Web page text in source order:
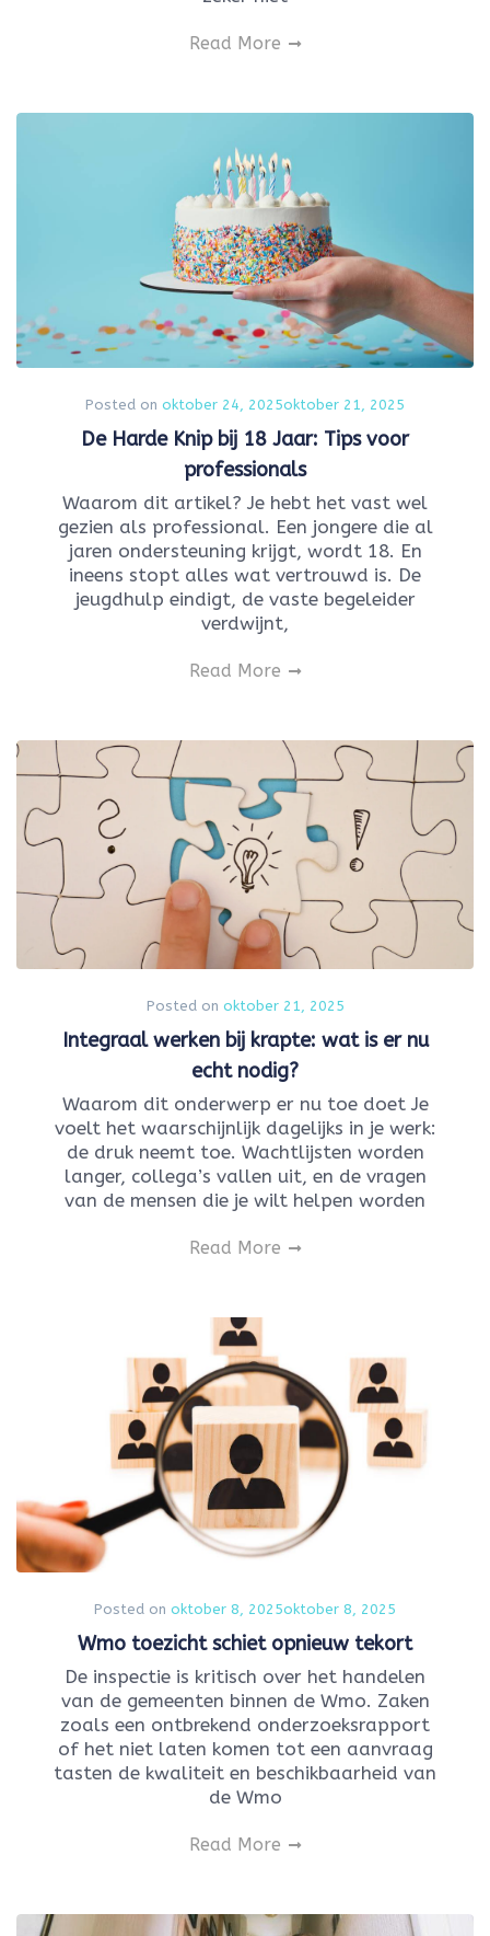
Read More
Posted on oktober 24, 2025oktober 21, 2025
De Harde Knip bij 18 Jaar: Tips voor
professionals
Waarom dit artikel? Je hebt het vast wel
gezien als professional. Een jongere die al
jaren ondersteuning krijgt, wordt 18. En
ineens stopt alles wat vertrouwd is. De
jeugdhulp eindigt, de vaste begeleider
verdwijnt,
Read More
Posted on oktober 21, 2025
Integraal werken bij krapte: wat is er nu
echt nodig?
Waarom dit onderwerp er nu toe doet Je
voelt het waarschijnlijk dagelijks in je werk:
de druk neemt toe. Wachtlijsten worden
langer, collega’s vallen uit, en de vragen
van de mensen die je wilt helpen worden
Read More
Posted on oktober 8, 2025oktober 8, 2025
Wmo toezicht schiet opnieuw tekort
De inspectie is kritisch over het handelen
van de gemeenten binnen de Wmo. Zaken
zoals een ontbrekend onderzoeksrapport
of het niet laten komen tot een aanvraag
tasten de kwaliteit en beschikbaarheid van
de Wmo
Read More